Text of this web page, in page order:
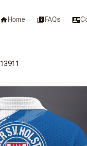
Home FAQs